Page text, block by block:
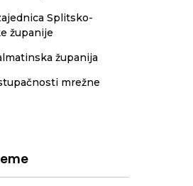
Splitsko-
županije
županija
mrežne